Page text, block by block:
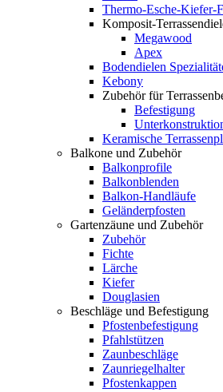
Thermo-Esche-Kiefer-
Komposit-
Megawood
Apex
Bodendielen
Kebony
Zubehör für
Befestigung
Keramische
Balkone und Zubehör
Balkonprofile
Balkonblenden
Balkon-Handläufe
Geländerpfosten
Gartenzäune und Zubehör
Zubehör
Fichte
Lärche
Kiefer
Douglasien
Beschläge und Befestigung
Pfostenbefestigung
Pfahlstützen
Zaunbeschläge
Zaunriegelhalter
Pfostenkappen